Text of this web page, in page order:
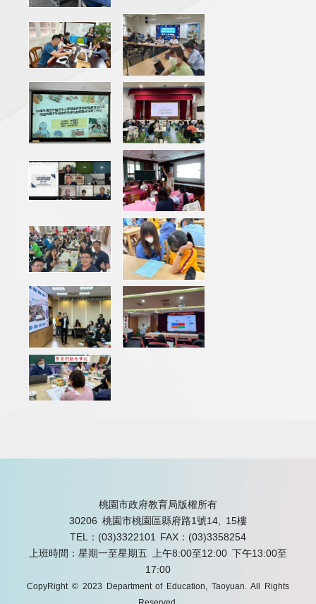
桃園市政府教育局版權所有
30206 桃園市桃園區縣府路1號14, 15樓
TEL：(03)3322101
FAX：(03)3358254
上班時間：星期一至星期五 上午8:00至12:00 下午13:00至
17:00
CopyRight © 2023 Department of Education, Taoyuan. All Rights